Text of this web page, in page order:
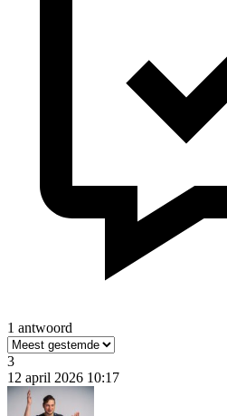
1 antwoord
3
12 april 2026 10:17